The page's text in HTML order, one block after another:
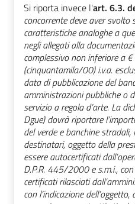
Si riporta invece l'art. 6.3.
concorrente deve aver
caratteristiche analoghe a
negli allegati alla
complessivo non inferiore a
(cinquantamila/00) i.v.a.
data di pubblicazione del
amministrazioni pubbliche o
servizio a regola d’arte. La
Dgue) dovrà riportare
del verde e banchine
destinatari, oggetto della
essere autocertificati
D.P.R. 445/2000 e s.m.i.,
certificati rilasciati
con l’indicazione